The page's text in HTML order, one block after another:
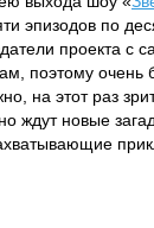
эпизодов по
проекта с
поэтому
на этот раз
ждут новые